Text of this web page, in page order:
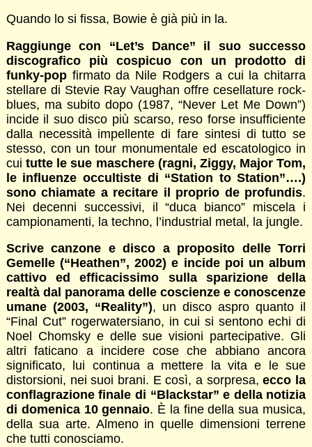
Quando lo si fissa, Bowie è già più in la.
Raggiunge con “Let’s Dance” il suo successo
discografico più cospicuo con un prodotto di
funky-popfirmato da Nile Rodgers a cui la chitarra
stellare di Stevie Ray Vaughan offre cesellature rock-
blues, ma subito dopo (1987, “Never Let Me Down”)
incide il suo disco più scarso, reso forse insufficiente
dalla necessità impellente di fare sintesi di tutto se
stesso, con un tour monumentale ed escatologico in
cuitutte le sue maschere (ragni, Ziggy, Major Tom,
le influenze occultiste di “Station to Station”….)
sono chiamate a recitare il proprio de profundis.
Nei decenni successivi, il “duca bianco” miscela i
campionamenti, la techno, l’industrial metal, la jungle.
Scrive canzone e disco a proposito delle Torri
Gemelle (“Heathen”, 2002) e incide poi un album
cattivo ed efficacissimo sulla sparizione della
realtà dal panorama delle coscienze e conoscenze
umane (2003, “Reality”), un disco aspro quanto il
“Final Cut” rogerwatersiano, in cui si sentono echi di
Noel Chomsky e delle sue visioni partecipative. Gli
altri faticano a incidere cose che abbiano ancora
significato, lui continua a mettere la vita e le sue
distorsioni, nei suoi brani. E così, a sorpresa,ecco la
conflagrazione finale di “Blackstar” e della notizia
di domenica 10 gennaio. È la fine della sua musica,
della sua arte. Almeno in quelle dimensioni terrene
che tutti conosciamo.